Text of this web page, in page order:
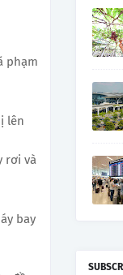
phạm
lên
rơi và
bay